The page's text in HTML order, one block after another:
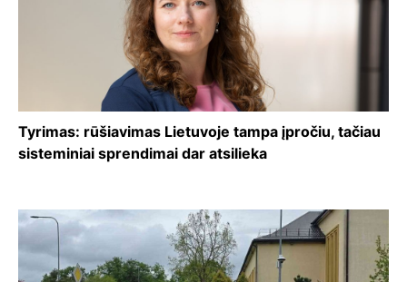
Tyrimas: rūšiavimas Lietuvoje tampa įpročiu, tačiau
sisteminiai sprendimai dar atsilieka